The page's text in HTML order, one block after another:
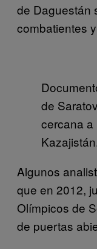
de Daguestán
combatientes
de
cercana a
Algunos
que en 2012,
Olímpicos de
de puertas